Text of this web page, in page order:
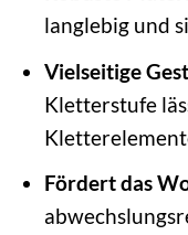
langlebig und
Vielseitige
Kletterstufe
Fördert das